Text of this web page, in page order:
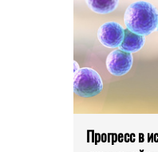
Прогресс в